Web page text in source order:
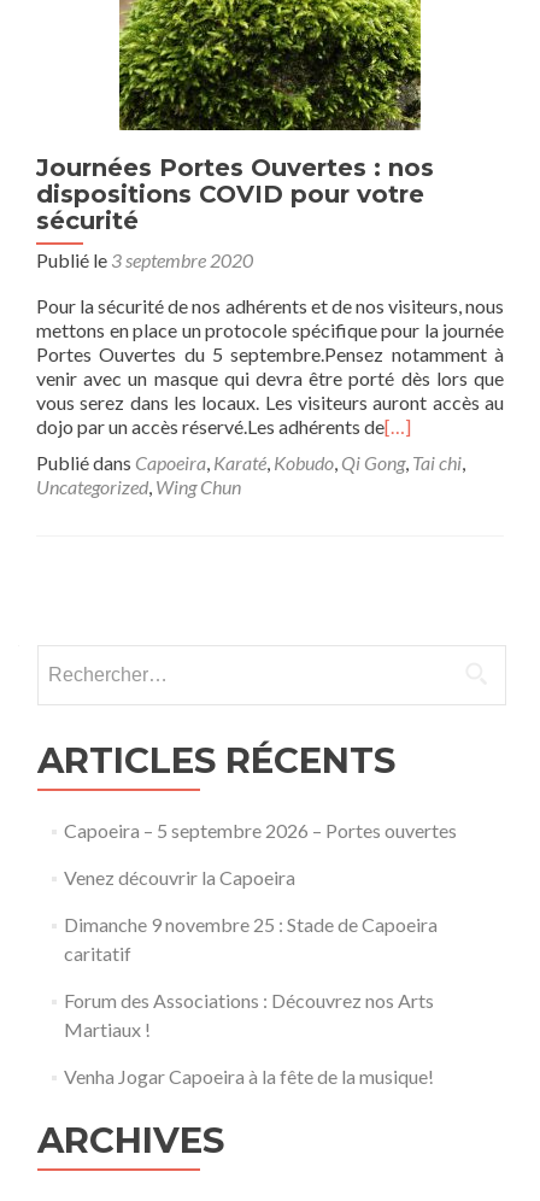
Journées Portes Ouvertes : nos
dispositions COVID pour votre
sécurité
Publié le 3 septembre 2020
Pour la sécurité de nos adhérents et de nos visiteurs, nous
mettons en place un protocole spécifique pour la journée
Portes Ouvertes du 5 septembre.Pensez notamment à
venir avec un masque qui devra être porté dès lors que
vous serez dans les locaux. Les visiteurs auront accès au
dojo par un accès réservé.Les adhérents de[…]
Publié dans Capoeira, Karaté, Kobudo, Qi Gong, Tai chi,
Uncategorized, Wing Chun
des
articles
ARTICLES RÉCENTS
Capoeira – 5 septembre 2026 – Portes ouvertes
Venez découvrir la Capoeira
Dimanche 9 novembre 25 : Stade de Capoeira
caritatif
Forum des Associations : Découvrez nos Arts
Martiaux !
Venha Jogar Capoeira à la fête de la musique!
ARCHIVES